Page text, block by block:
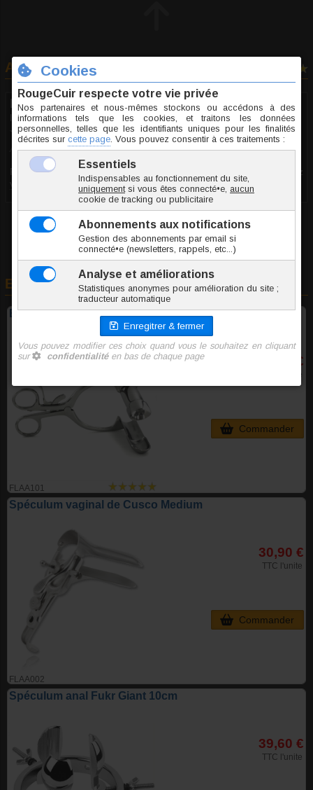
Avis consommateurs
Freddy D.
le 28.07.2018
10/10
Avis recueilli par Inoki ®
Pour lire ce commentaire et visualiser cette photo, vous devez
vous connecter etavoir plus de 18 ans
En rapport avec cet article
Écarteur anal Ultimate
FLAA101
56,40 €
TTC l'unite
Commander
Spéculum vaginal de Cusco Medium
FLAA002
30,90 €
TTC l'unite
Commander
Spéculum anal Fukr Giant 10cm
39,60 €
TTC l'unite